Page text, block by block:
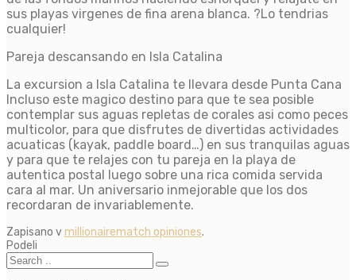
sus playas virgenes de fina arena blanca. ?Lo tendri­as
cualquier!
Pareja descansando en Isla Catalina
La excursion a Isla Catalina te llevara desde Punta Cana
Incluso este magico destino para que te sea posible
contemplar sus aguas repletas de corales asi­ como peces
multicolor, para que disfrutes de divertidas actividades
acuaticas (kayak, paddle board…) en sus tranquilas aguas
y para que te relajes con tu pareja en la playa de
autentica postal luego sobre una rica comida servida
cara al mar. Un aniversario inmejorable que los dos
recordaran de invariablemente.
Zapisano vmillionairematch opiniones.
Podeli